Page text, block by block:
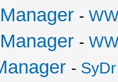
-
-
- SyDr